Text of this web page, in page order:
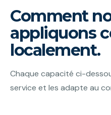
Comment
appliquons
localement.
Chaque capacité ci-
service et les adapte au